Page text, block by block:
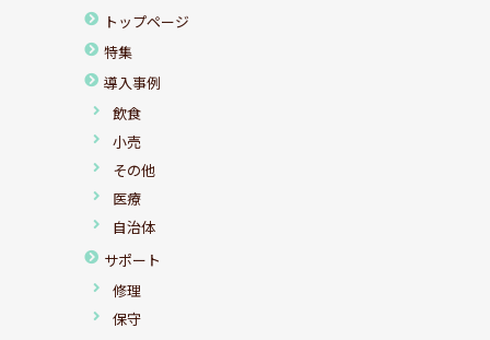
トップページ
特集
導入事例
飲食
小売
その他
医療
自治体
サポート
修理
保守